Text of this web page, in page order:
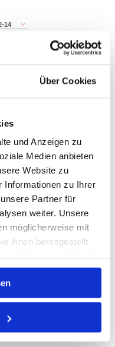
Über Cookies
und Anzeigen zu
Medien anbieten
Website zu
Informationen zu Ihrer
Partner für
weiter. Unsere
möglicherweise mit
ihnen bereitgestellt
14